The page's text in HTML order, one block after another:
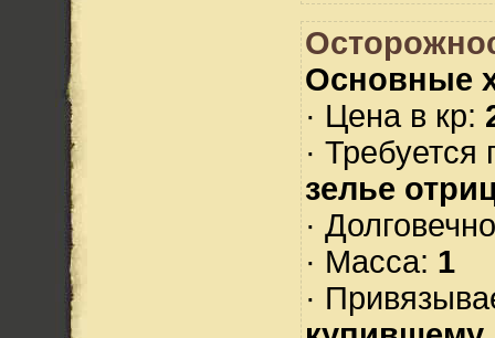
Основные
· Цена в кр:
·
зелье
·
· Масса: 1
·